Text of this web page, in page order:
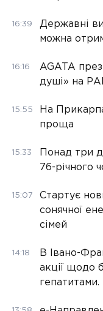
16:39
Державні
можна
16:16
AGATA
душі» на
15:55
На
проща
15:33
Понад три
76-річного
15:07
Стартує
сонячної
сімей
14:18
В Івано-
акції щодо
гепатитами.